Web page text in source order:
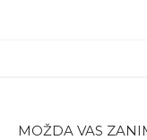
MOŽDA VAS